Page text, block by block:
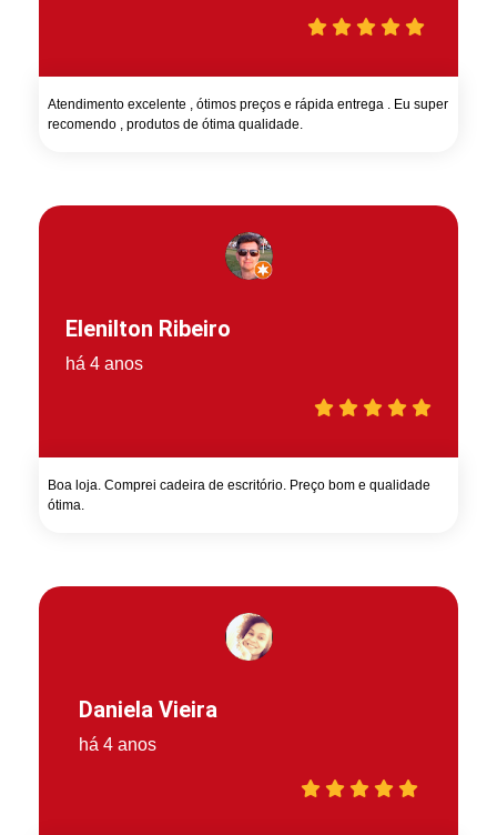
Atendimento excelente , ótimos preços e rápida entrega . Eu super
recomendo , produtos de ótima qualidade.
Elenilton Ribeiro
há 4 anos
Boa loja. Comprei cadeira de escritório. Preço bom e qualidade
ótima.
Daniela Vieira
há 4 anos